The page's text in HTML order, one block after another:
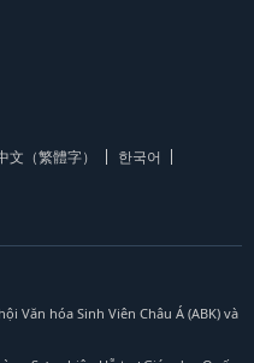
文（繁體字）
한국어
Văn hóa Sinh Viên Châu Á (ABK) và